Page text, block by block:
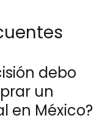
debo
un
en México?